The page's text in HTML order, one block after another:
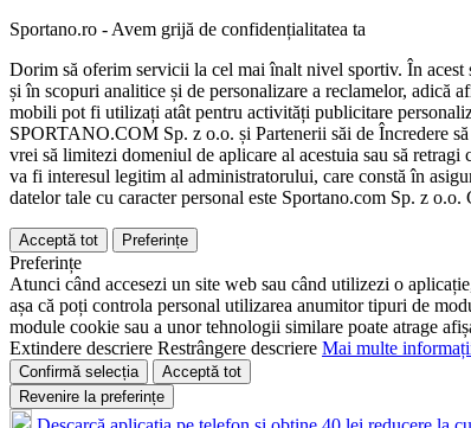
Sportano.ro - Avem grijă de confidențialitatea ta
Dorim să oferim servicii la cel mai înalt nivel sportiv. În
și în scopuri analitice și de personalizare a reclamelor, adică
mobili pot fi utilizați atât pentru activități publicitare
SPORTANO.COM Sp. z o.o. și Partenerii săi de Încredere
vrei să limitezi domeniul de aplicare al acestuia sau să
va fi interesul legitim al administratorului, care constă în
datelor tale cu caracter personal este Sportano.com Sp. z o.o.
Acceptă tot Preferințe
Preferințe
Atunci când accesezi un site web sau când utilizezi o
așa că poți controla personal utilizarea anumitor tipuri de
module cookie sau a unor tehnologii similare poate atrage
Extindere descriere Restrângere descriere Mai multe
Confirmă selecția
Acceptă tot
Revenire la preferințe